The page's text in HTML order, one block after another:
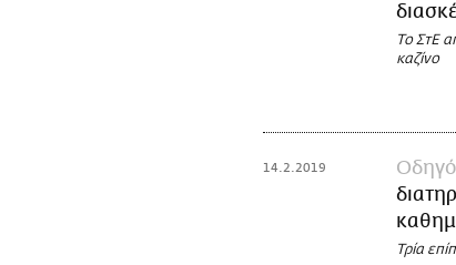
Το ΣτΕ
καζίνο
14.2.2019
Τρία